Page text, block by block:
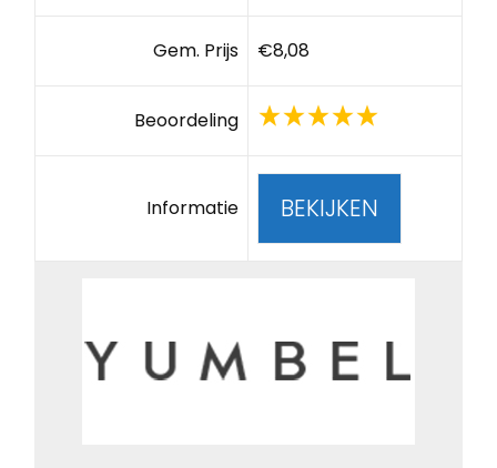
Gem. Prijs €8,08
Beoordeling
Informatie BEKIJKEN